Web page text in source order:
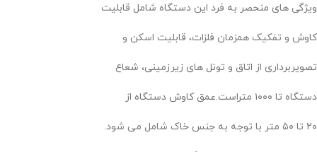
ویژگی های منحصر به فرد این دستگاه شامل قابلیت
کاوش و تفکیک همزمان فلزات، قابلیت اسکن و
تصویربرداری از اتاق و تونل های زیرزمینی، شعاع
دستگاه تا ۱۰۰۰ متراست.عمق کاوش دستگاه از
۲۰ تا ۵۰ متر با توجه به جنس خاک شامل می شود.